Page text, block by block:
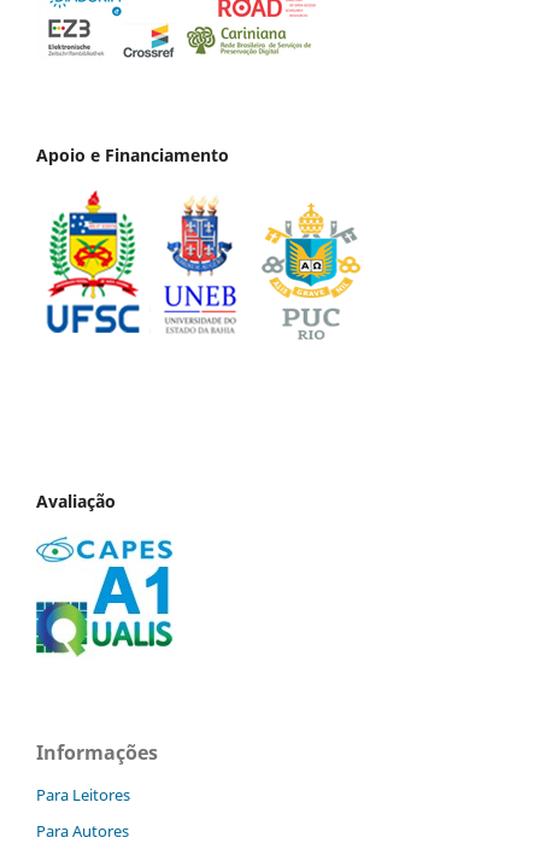
Apoio e Financiamento
Avaliação
Informações
Para Leitores
Para Autores